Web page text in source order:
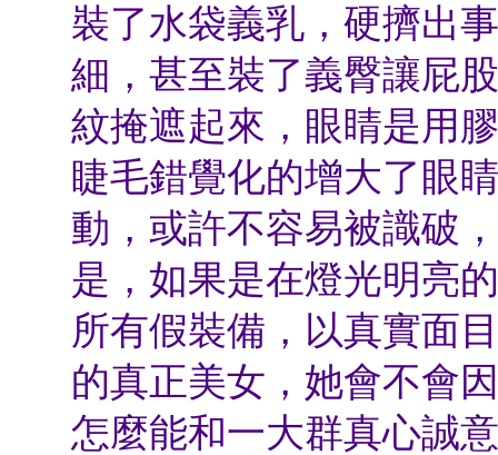
裝了水袋義乳，硬擠出
細，甚至裝了義臀讓屁
紋掩遮起來，眼睛是用
睫毛錯覺化的增大了眼睛
動，或許不容易被識破
是，如果是在燈光明亮
所有假裝備，以真實面
的真正美女，她會不會
怎麼能和一大群真心誠